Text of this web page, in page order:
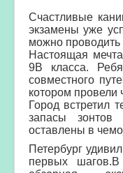
Счастливые
экзамены уже
можно
Настоящая
9В класса.
совместного
котором
Город встретил
запасы зонтов
оставлены в
Петербург
первых